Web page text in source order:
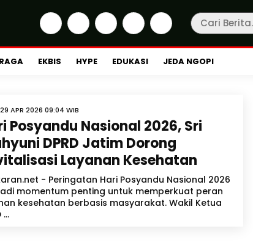
EKBIS HYPE EDUKASI JEDA NGOPI
29 APR 2026 09:04 WIB
Posyandu Nasional 2026, Sri
DPRD Jatim Dorong
Layanan Kesehatan
- Peringatan Hari Posyandu Nasional 2026
momentum penting untuk memperkuat peran
kesehatan berbasis masyarakat. Wakil Ketua
...